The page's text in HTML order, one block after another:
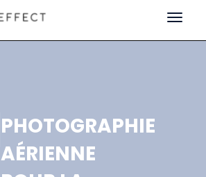
Toggle
PHOTOGRAPHIE
AÉRIENNE